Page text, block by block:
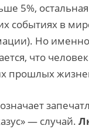
5%,
в
Но
что
прошлых
— случай.